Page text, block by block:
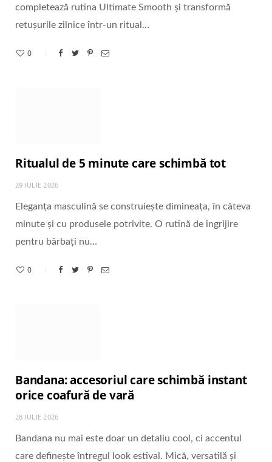
completează rutina Ultimate Smooth și transformă
retușurile zilnice într-un ritual…
0
Ritualul de 5 minute care schimbă tot
29 IULIE 2026
Eleganța masculină se construiește dimineața, în câteva
minute și cu produsele potrivite. O rutină de îngrijire
pentru bărbați nu…
0
Bandana: accesoriul care schimbă instant
orice coafură de vară
28 IULIE 2026
Bandana nu mai este doar un detaliu cool, ci accentul
care definește întregul look estival. Mică, versatilă și